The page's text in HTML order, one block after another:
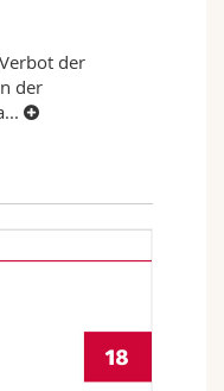
der
der
...